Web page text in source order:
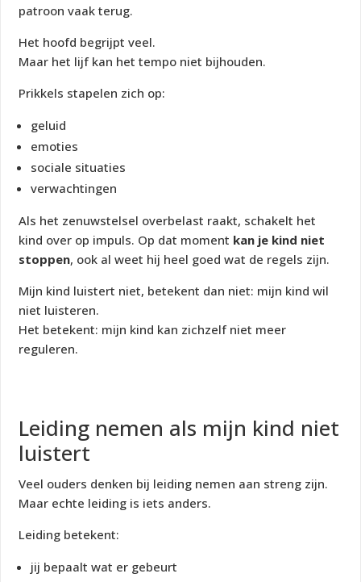
patroon vaak terug.
Het hoofd begrijpt veel.
Maar het lijf kan het tempo niet bijhouden.
Prikkels stapelen zich op:
geluid
emoties
sociale situaties
verwachtingen
Als het zenuwstelsel overbelast raakt, schakelt het
kind over op impuls. Op dat moment kan je kind niet
stoppen, ook al weet hij heel goed wat de regels zijn.
Mijn kind luistert niet, betekent dan niet: mijn kind wil
niet luisteren.
Het betekent: mijn kind kan zichzelf niet meer
reguleren.
Leiding nemen als mijn kind niet
luistert
Veel ouders denken bij leiding nemen aan streng zijn.
Maar echte leiding is iets anders.
Leiding betekent:
jij bepaalt wat er gebeurt